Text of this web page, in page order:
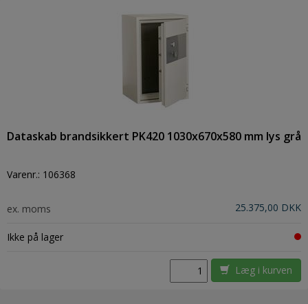
Dataskab brandsikkert PK420 1030x670x580 mm lys grå
Varenr.: 106368
ex. moms 25.375,00 DKK
Ikke på lager
Læg i kurven